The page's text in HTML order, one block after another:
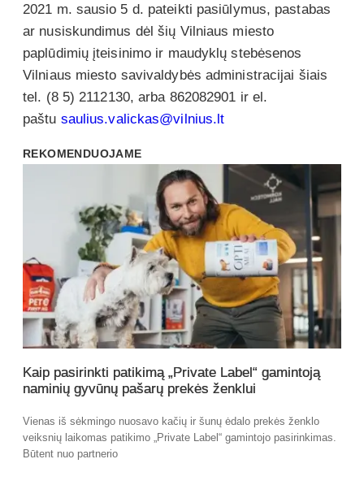
2021 m. sausio 5 d. pateikti pasiūlymus, pastabas
ar nusiskundimus dėl šių Vilniaus miesto
paplūdimių įteisinimo ir maudyklų stebėsenos
Vilniaus miesto savivaldybės administracijai šiais
tel. (8 5) 2112130, arba 862082901 ir el.
paštu saulius.valickas@vilnius.lt
REKOMENDUOJAME
Kaip pasirinkti patikimą „Private Label“ gamintoją
naminių gyvūnų pašarų prekės ženklui
Vienas iš sėkmingo nuosavo kačių ir šunų ėdalo prekės ženklo
veiksnių laikomas patikimo „Private Label“ gamintojo pasirinkimas.
Būtent nuo partnerio